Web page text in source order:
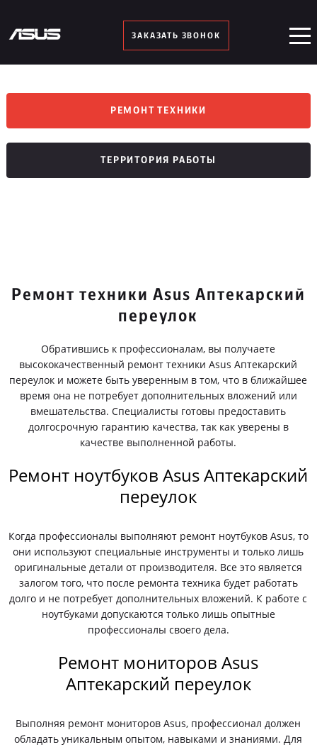
ЗАКАЗАТЬ ЗВОНОК
РЕМОНТ ТЕХНИКИ
ТЕРРИТОРИЯ РАБОТЫ
Ремонт техники Asus Аптекарский
переулок
Обратившись к профессионалам, вы получаете
высококачественный ремонт техники Asus Аптекарский
переулок и можете быть уверенным в том, что в ближайшее
время она не потребует дополнительных вложений или
вмешательства. Специалисты готовы предоставить
долгосрочную гарантию качества, так как уверены в
качестве выполненной работы.
Ремонт ноутбуков Asus Аптекарский
переулок
Когда профессионалы выполняют ремонт ноутбуков Asus, то
они используют специальные инструменты и только лишь
оригинальные детали от производителя. Все это является
залогом того, что после ремонта техника будет работать
долго и не потребует дополнительных вложений. К работе с
ноутбуками допускаются только лишь опытные
профессионалы своего дела.
Ремонт мониторов Asus
Аптекарский переулок
Выполняя ремонт мониторов Asus, профессионал должен
обладать уникальным опытом, навыками и знаниями. Для